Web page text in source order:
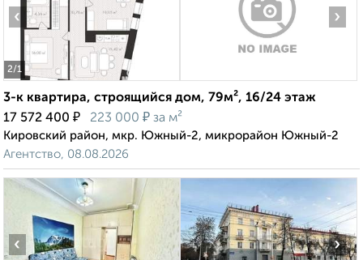
2/1
‹ ›
3-к квартира, строящийся дом, 79м², 16/24 этаж
17 572 400 ₽ 223 000 ₽ за м²
Кировский район, мкр. Южный-2, микрорайон Южный-2
Агентство, 08.08.2026
‹ ›